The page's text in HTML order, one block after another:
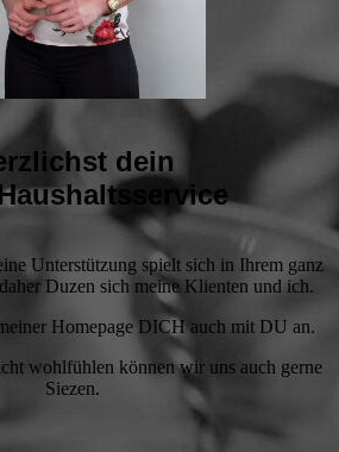
dein
Unterstützung spielt sich in Ihrem ganz
Duzen sich meine Klienten und ich.
Homepage DICH auch mit DU an.
wohlfühlen können wir uns auch gerne
Siezen.